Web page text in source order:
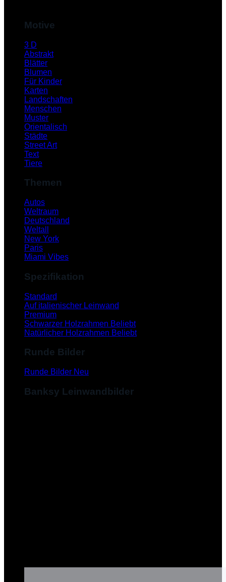
Motive
3 D
Abstrakt
Blätter
Blumen
Für Kinder
Karten
Landschaften
Menschen
Muster
Orientalisch
Städte
Street Art
Text
Tiere
Themen
Autos
Weltraum
Deutschland
Weltall
New York
Paris
Miami Vibes
Spezifikation
Standard
Auf italienischer Leinwand
Premium
Schwarzer Holzrahmen
Natürlicher Holzrahmen
Runde Bilder
Runde Bilder
Banksy Leinwandbilder